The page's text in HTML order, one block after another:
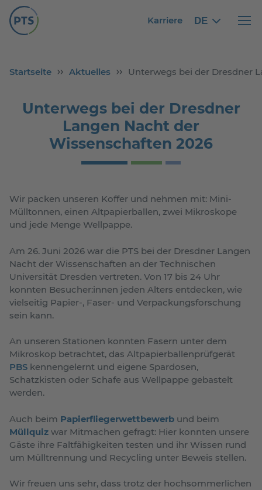
Karriere DEGerman
German
Startseite Aktuelles Unterwegs bei der Dresdner
Unterwegs bei der Dresdner
Langen Nacht der
Wissenschaften 2026
Wir packen unseren Koffer und nehmen mit: Mini-
Mülltonnen, einen Altpapierballen, zwei Mikroskope
und jede Menge Wellpappe.
Am 26. Juni 2026 war die PTS bei der Dresdner Langen
Nacht der Wissenschaften an der Technischen
Universität Dresden vertreten. Von 17 bis 24 Uhr
konnten Besucher:innen jeden Alters entdecken, wie
vielseitig Papier-, Faser- und Verpackungsforschung
sein kann.
An unseren Stationen konnten Fasern unter dem
Mikroskop betrachtet, das Altpapierballenprüfgerät
PBS kennengelernt und eigene Spardosen,
Schatzkisten oder Schafe aus Wellpappe gebastelt
werden.
Auch beim Papierfliegerwettbewerb und beim
Müllquiz war Mitmachen gefragt: Hier konnten unsere
Gäste ihre Faltfähigkeiten testen und ihr Wissen rund
um Mülltrennung und Recycling unter Beweis stellen.
Wir freuen uns sehr, dass trotz der hochsommerlichen